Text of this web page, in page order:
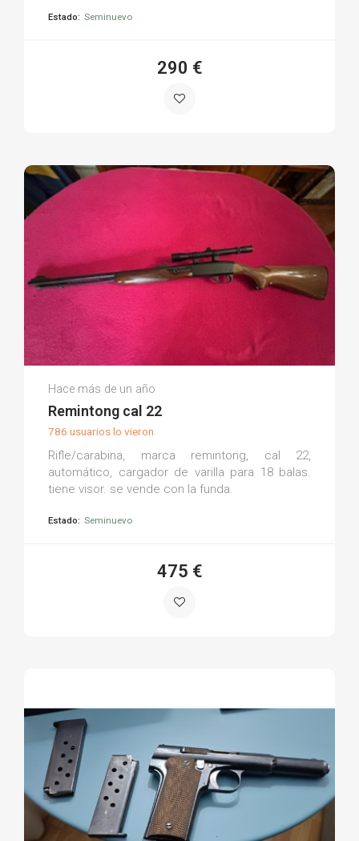
Estado: Seminuevo
290 €
Andres Manuel M.
(0)
Hace más de un año
Remintong cal 22
786 usuarios lo vieron
Rifle/carabina, marca remintong, cal 22,
automático, cargador de varilla para 18 balas.
tiene visor. se vende con la funda.
Estado: Seminuevo
475 €